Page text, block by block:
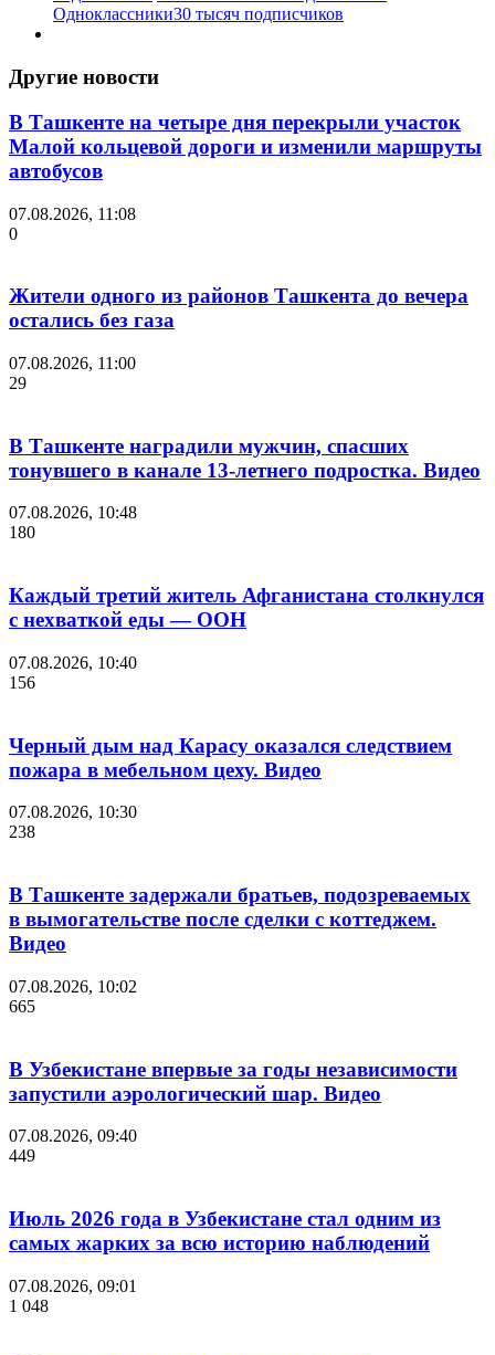
Одноклассники30 тысяч подписчиков
Другие новости
В Ташкенте на четыре дня перекрыли участок
Малой кольцевой дороги и изменили маршруты
автобусов
07.08.2026, 11:08
0
Жители одного из районов Ташкента до вечера
остались без газа
07.08.2026, 11:00
29
В Ташкенте наградили мужчин, спасших
тонувшего в канале 13-летнего подростка. Видео
07.08.2026, 10:48
180
Каждый третий житель Афганистана столкнулся
с нехваткой еды — ООН
07.08.2026, 10:40
156
Черный дым над Карасу оказался следствием
пожара в мебельном цеху. Видео
07.08.2026, 10:30
238
В Ташкенте задержали братьев, подозреваемых
в вымогательстве после сделки с коттеджем.
Видео
07.08.2026, 10:02
665
В Узбекистане впервые за годы независимости
запустили аэрологический шар. Видео
07.08.2026, 09:40
449
Июль 2026 года в Узбекистане стал одним из
самых жарких за всю историю наблюдений
07.08.2026, 09:01
1 048